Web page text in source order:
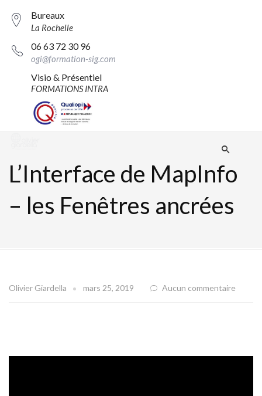
Bureaux
La Rochelle
06 63 72 30 96
ogi@formation-sig.com
Visio & Présentiel
FORMATIONS INTRA
L’Interface de MapInfo
– les Fenêtres ancrées
Olivier Giardella mars 25, 2019 Aucun commentaire